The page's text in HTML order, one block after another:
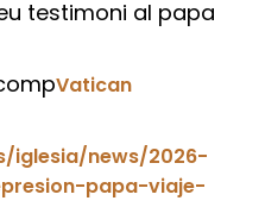
testimoni al papa
Vatican
iglesia/news/2026-
papa-viaje-